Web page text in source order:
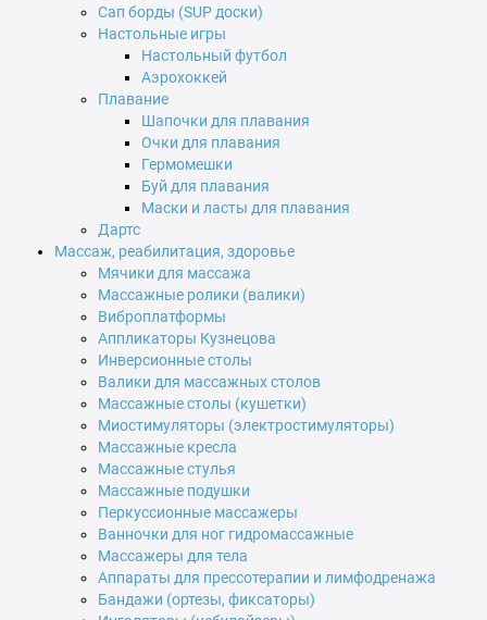
Сап борды (SUP доски)
Настольные игры
Настольный футбол
Аэрохоккей
Плавание
Шапочки для плавания
Очки для плавания
Гермомешки
Буй для плавания
Маски и ласты для плавания
Дартс
Массаж, реабилитация, здоровье
Мячики для массажа
Массажные ролики (валики)
Виброплатформы
Аппликаторы Кузнецова
Инверсионные столы
Валики для массажных столов
Массажные столы (кушетки)
Миостимуляторы (электростимуляторы)
Массажные кресла
Массажные стулья
Массажные подушки
Перкуссионные массажеры
Ванночки для ног гидромассажные
Массажеры для тела
Аппараты для прессотерапии и лимфодренажа
Бандажи (ортезы, фиксаторы)